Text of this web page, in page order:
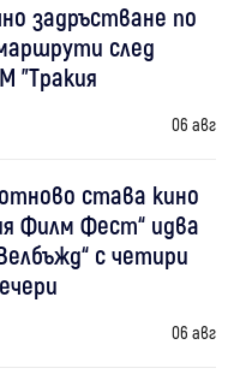
задръстване по
след
"Тракия
06 авг
става кино
Филм Фест“ идва
с четири
06 авг